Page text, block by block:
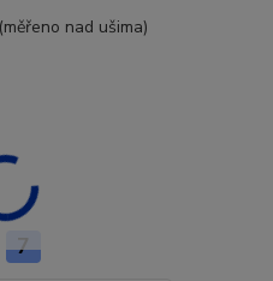
nad ušima)
7